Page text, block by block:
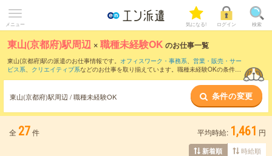
メニュー 気になる! ログイン 検索
東山(京都府)駅周辺 ×職種未経験OK のお仕事一覧
東山(京都府)駅の派遣のお仕事情報です。 オフィスワーク・事務系、 営業・販売・サー
ビス系、 クリエイティブ系などのお仕事を取り揃えています。職種未経験OKの条件の
東山(京都府)駅周辺 / 職種未経験OK 条件の変更
全 27件 平均時給: 1,461 円
新着順 時給順